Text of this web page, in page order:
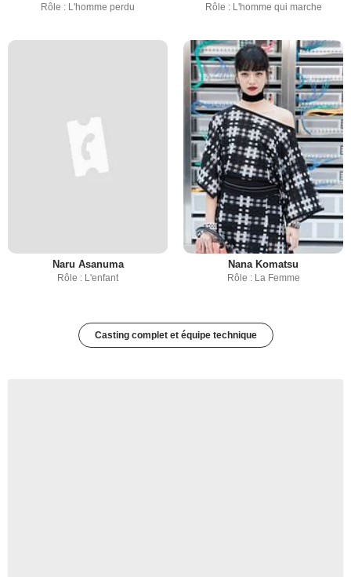
Rôle : L'homme perdu Rôle : L'homme qui marche
Naru Asanuma
Rôle : L'enfant
Nana Komatsu
Rôle : La Femme
Casting complet et équipe technique